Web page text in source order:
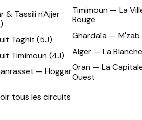
& Tassili n'Ajjer
Taghit (5J)
Timimoun (4J)
— Hoggar
tous les circuits
Timimoun — La
Rouge
Ghardaïa — M'zab
Alger — La Blanche
Oran — La
Ouest